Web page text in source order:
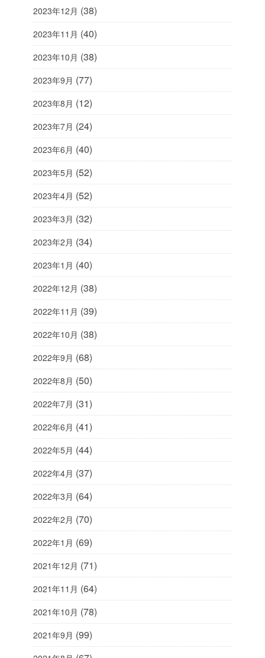
2023年12月 (38)
2023年11月 (40)
2023年10月 (38)
2023年9月 (77)
2023年8月 (12)
2023年7月 (24)
2023年6月 (40)
2023年5月 (52)
2023年4月 (52)
2023年3月 (32)
2023年2月 (34)
2023年1月 (40)
2022年12月 (38)
2022年11月 (39)
2022年10月 (38)
2022年9月 (68)
2022年8月 (50)
2022年7月 (31)
2022年6月 (41)
2022年5月 (44)
2022年4月 (37)
2022年3月 (64)
2022年2月 (70)
2022年1月 (69)
2021年12月 (71)
2021年11月 (64)
2021年10月 (78)
2021年9月 (99)